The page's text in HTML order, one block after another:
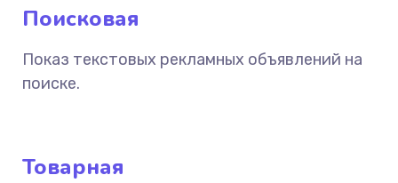
Поисковая
Показ текстовых рекламных объявлений на
поиске.
Товарная